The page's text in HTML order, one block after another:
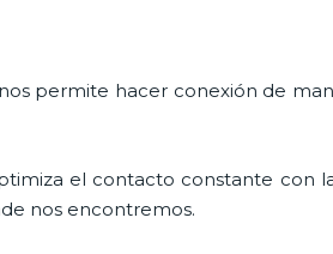
permite hacer conexión de
el contacto constante con
nos encontremos.